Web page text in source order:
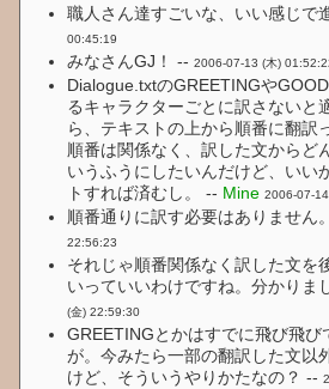
職人さん達すごいな、いい感じで
00:45:19
みなさんGJ！ --2006-07-13 (木)
Dialogue.txtのGREETINGや
るキャラクターごとに訳さないと
ら、テキストの上から順番に翻訳
順番は関係なく、訳した文からど
いうふうにしたいんだけど、いい
トすれば済むし。 -- Mine 2006-07-
順番通りに訳す必要はありません
22:56:23
それじゃ順番関係なく訳した文を
いっていいわけですね。分かりま
(金) 22:59:30
GREETINGとかはすでに飛び飛び
が。今みたら一部の翻訳した文以
けど、そういうやりかたなの？ --